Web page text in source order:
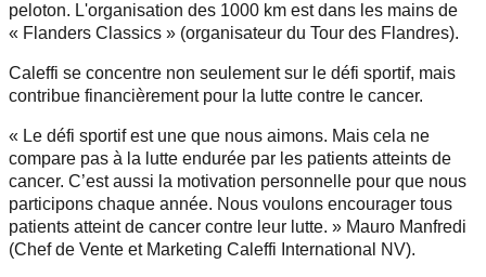
peloton. L'organisation des 1000 km est dans les mains de
« Flanders Classics » (organisateur du Tour des Flandres).
Caleffi se concentre non seulement sur le défi sportif, mais
contribue financièrement pour la lutte contre le cancer.
« Le défi sportif est une que nous aimons. Mais cela ne
compare pas à la lutte endurée par les patients atteints de
cancer. C’est aussi la motivation personnelle pour que nous
participons chaque année. Nous voulons encourager tous
patients atteint de cancer contre leur lutte. » Mauro Manfredi
(Chef de Vente et Marketing Caleffi International NV).